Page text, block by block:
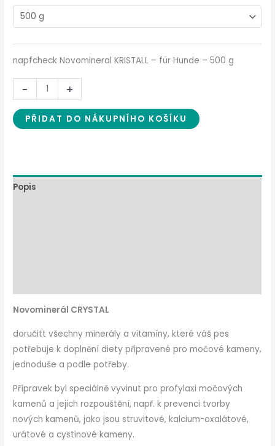
napfcheck Novomineral KRISTALL – für Hunde – 500 g
- +
PŘIDAT DO NÁKUPNÍHO KOŠÍKU
Popis
Novominerál CRYSTAL
doručitt všechny minerály a vitamíny, které váš pes
potřebuje k doplnění diety připravené pro močové kameny,
jednoduše a podle potřeby.
Přípravek byl speciálně vyvinut pro profylaxi močových
kamenů a jejich rozpouštění, např. k prevenci tvorby
nových kamenů, jako jsou struvitové, kalcium-oxalátové,
urátové a cystinové kameny.